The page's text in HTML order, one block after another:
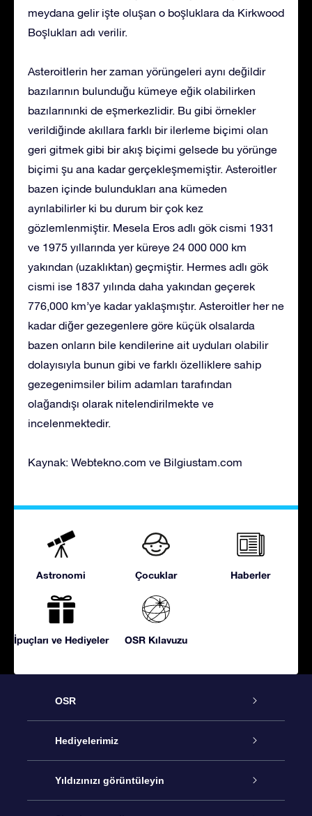
meydana gelir işte oluşan o boşluklara da Kirkwood
Boşlukları adı verilir.
Asteroitlerin her zaman yörüngeleri aynı değildir
bazılarının bulunduğu kümeye eğik olabilirken
bazılarınınki de eşmerkezlidir. Bu gibi örnekler
verildiğinde akıllara farklı bir ilerleme biçimi olan
geri gitmek gibi bir akış biçimi gelsede bu yörünge
biçimi şu ana kadar gerçekleşmemiştir. Asteroitler
bazen içinde bulundukları ana kümeden
ayrılabilirler ki bu durum bir çok kez
gözlemlenmiştir. Mesela Eros adlı gök cismi 1931
ve 1975 yıllarında yer küreye 24 000 000 km
yakından (uzaklıktan) geçmiştir. Hermes adlı gök
cismi ise 1837 yılında daha yakından geçerek
776,000 km’ye kadar yaklaşmıştır. Asteroitler her ne
kadar diğer gezegenlere göre küçük olsalarda
bazen onların bile kendilerine ait uyduları olabilir
dolayısıyla bunun gibi ve farklı özelliklere sahip
gezegenimsiler bilim adamları tarafından
olağandışı olarak nitelendirilmekte ve
incelenmektedir.
Kaynak: Webtekno.com ve Bilgiustam.com
Astronomi Çocuklar Haberler
İpuçları ve Hediyeler OSR Kılavuzu
OSR
Hizmet
İletişim
Hediyelerimiz
Çevrimiçi Yıldız Hediyesi
Yıldızınızı görüntüleyin